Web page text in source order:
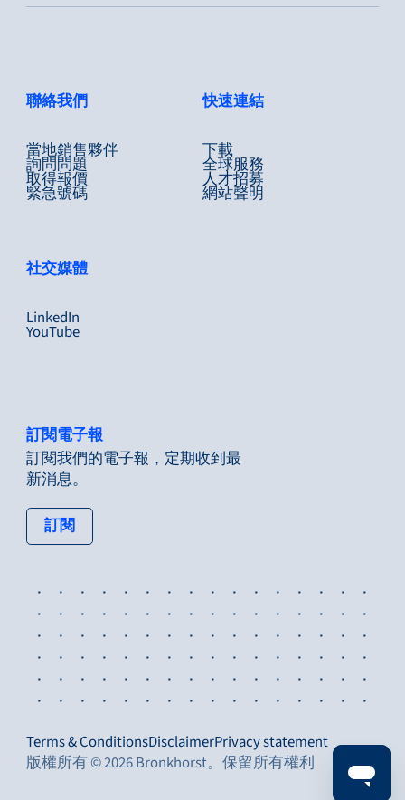
聯絡我們
當地銷售夥伴
詢問問題
取得報價
緊急號碼
快速連結
下載
全球服務
人才招募
網站聲明
社交媒體
LinkedIn
YouTube
訂閱電子報
訂閱我們的電子報，定期收到最
新消息。
訂閱: tertiary button
版權所有 © 2026 Bronkhorst。保留所有權利
Terms & ConditionsDisclaimerPrivacy statement